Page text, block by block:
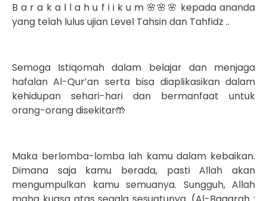
B a r a k a l l a h u f i i k u m 🌸🌸🌸 kepada ananda
yang telah lulus ujian Level Tahsin dan Tahfidz ..
Semoga Istiqomah dalam belajar dan menjaga
hafalan Al-Qur’an serta bisa diaplikasikan dalam
kehidupan sehari-hari dan bermanfaat untuk
orang-orang disekitar🤲
Maka berlomba-lomba lah kamu dalam kebaikan.
Dimana saja kamu berada, pasti Allah akan
mengumpulkan kamu semuanya. Sungguh, Allah